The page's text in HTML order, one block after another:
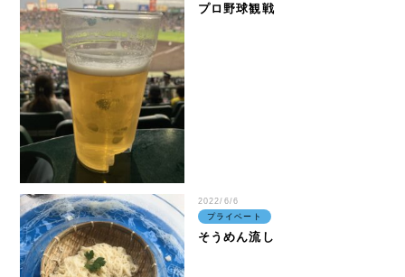
contact
お問い合わせ
ご相談・ご質問はお気軽にどうぞ。
email
プロ野球観戦
プライベート
2022/6/6
そうめん流し